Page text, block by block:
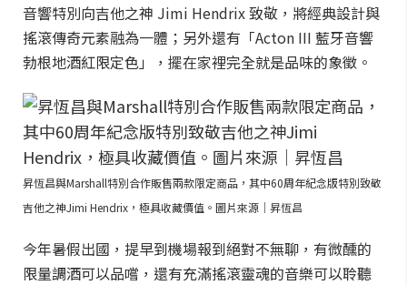
音響特別向吉他之神 Jimi Hendrix 致敬，將經典設計與
搖滾傳奇元素融為一體；另外還有「Acton III 藍牙音響
勃根地酒紅限定色」，擺在家裡完全就是品味的象徵。
昇恆昌與Marshall特別合作販售兩款限定商品，其中60周年紀念版特別致敬
吉他之神Jimi Hendrix，極具收藏價值。圖片來源｜昇恆昌
今年暑假出國，提早到機場報到絕對不無聊，有微醺的
限量調酒可以品嚐，還有充滿搖滾靈魂的音樂可以聆聽